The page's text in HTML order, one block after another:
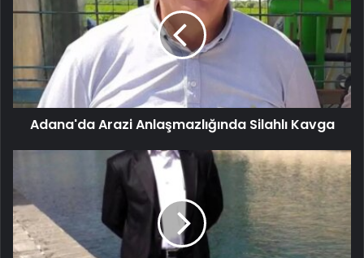
Adana'da Arazi Anlaşmazlığında Silahlı Kavga